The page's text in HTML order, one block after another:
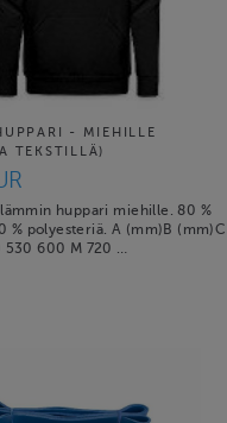
- MIEHILLE
TEKSTILLÄ)
huppari miehille. 80 %
% polyesteriä. A (mm)B (mm)C
530 600 M 720 …